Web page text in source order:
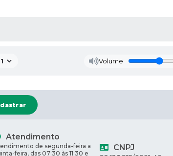
Volume
Atendimento
de segunda-feira a
feira, das 07:30 às 11:30 e
CNPJ